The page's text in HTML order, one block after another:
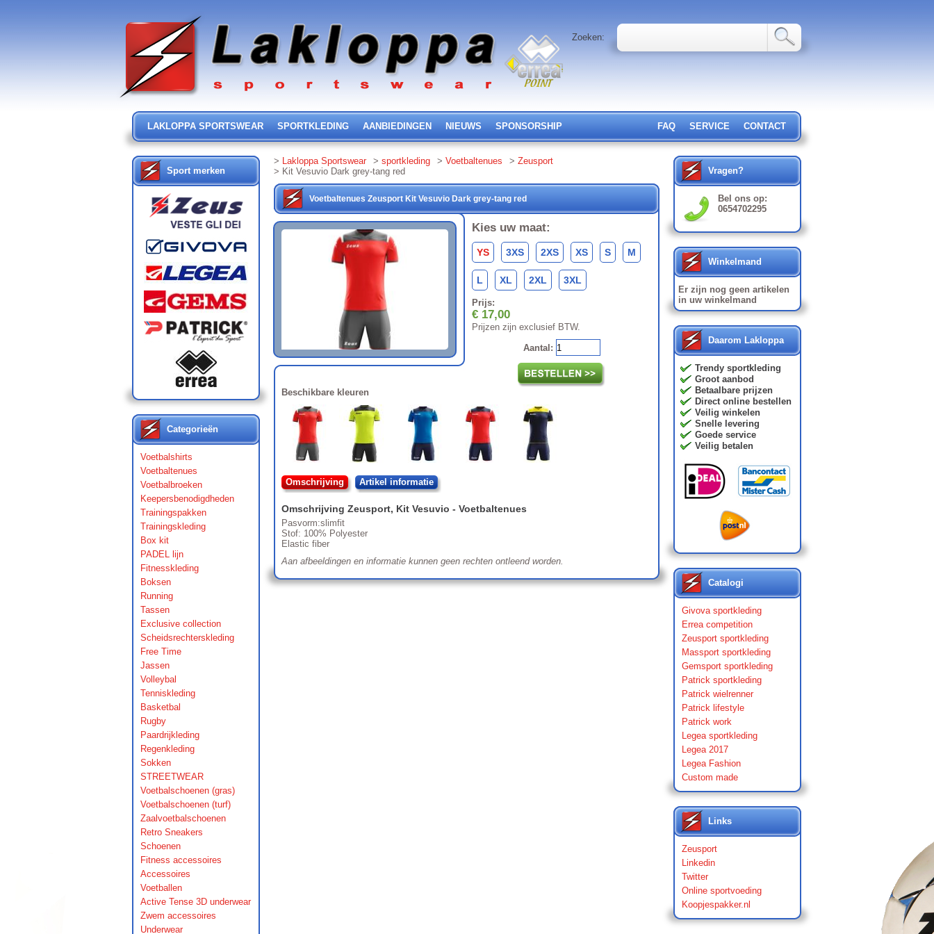
Zoeken:
LAKLOPPA SPORTSWEAR SPORTKLEDING AANBIEDINGEN NIEUWS SPONSORSHIP FAQ SERVICE CONTACT
Sport merken
Categorieën
Voetbalshirts
Voetbaltenues
Voetbalbroeken
Keepersbenodigdheden
Trainingspakken
Trainingskleding
Box kit
PADEL lijn
Fitnesskleding
Boksen
Running
Tassen
Exclusive collection
Scheidsrechterskleding
Free Time
Jassen
Volleybal
Tenniskleding
Basketbal
Rugby
Paardrijkleding
Regenkleding
Sokken
STREETWEAR
Voetbalschoenen (gras)
Voetbalschoenen (turf)
Zaalvoetbalschoenen
Retro Sneakers
Schoenen
Fitness accessoires
Accessoires
Voetballen
Active Tense 3D underwear
Zwem accessoires
Underwear
> Lakloppa Sportswear > sportkleding > Voetbaltenues > Zeusport
> Kit Vesuvio Dark grey-tang red
Voetbaltenues Zeusport Kit Vesuvio Dark grey-tang red
Kies uw maat:
YS 3XS 2XS XS S M
L XL 2XL 3XL
Prijs:
€ 17,00
Prijzen zijn exclusief BTW.
Aantal:
Beschikbare kleuren
Omschrijving Artikel informatie
Omschrijving Zeusport, Kit Vesuvio - Voetbaltenues
Pasvorm:slimfit
Stof: 100% Polyester
Elastic fiber
Aan afbeeldingen en informatie kunnen geen rechten ontleend worden.
Vragen?
Bel ons op:
0654702295
Winkelmand
Er zijn nog geen artikelen
in uw winkelmand
Daarom Lakloppa
Trendy sportkleding
Groot aanbod
Betaalbare prijzen
Direct online bestellen
Veilig winkelen
Snelle levering
Goede service
Veilig betalen
Catalogi
Givova sportkleding
Errea competition
Zeusport sportkleding
Massport sportkleding
Gemsport sportkleding
Patrick sportkleding
Patrick wielrenner
Patrick lifestyle
Patrick work
Legea sportkleding
Legea 2017
Legea Fashion
Custom made
Links
Zeusport
Linkedin
Twitter
Online sportvoeding
Koopjespakker.nl